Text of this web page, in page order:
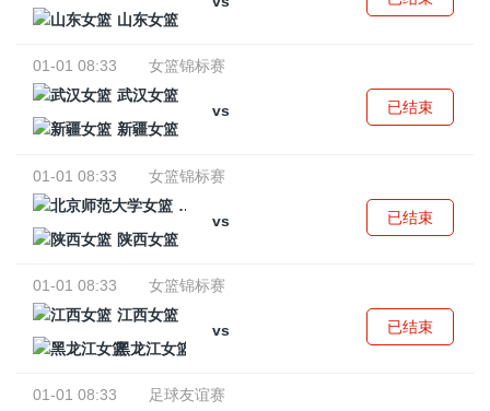
山东女篮
01-01 08:33
女篮锦标赛
武汉女篮
vs
新疆女篮
已结束
01-01 08:33
女篮锦标赛
北京师范大学女篮
vs
陕西女篮
已结束
01-01 08:33
女篮锦标赛
江西女篮
vs
黑龙江女篮
已结束
01-01 08:33
足球友谊赛